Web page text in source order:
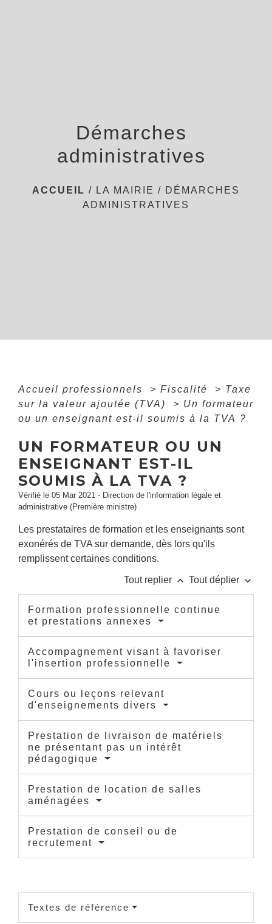
Démarches
administratives
ACCUEIL / LA MAIRIE / DÉMARCHES
ADMINISTRATIVES
Accueil professionnels > Fiscalité > Taxe
sur la valeur ajoutée (TVA)
> Un formateur
ou un enseignant est-il soumis à la TVA ?
UN FORMATEUR OU UN
ENSEIGNANT EST-IL
SOUMIS À LA TVA ?
Vérifié le 05 Mar 2021 - Direction de l'information légale et
administrative (Première ministre)
Les prestataires de formation et les enseignants sont
exonérés de TVA sur demande, dès lors qu'ils
remplissent certaines conditions.
Tout replier keyboard_arrow_up Tout déplier keyboard_arrow_down
Formation professionnelle continue
et prestations annexes
Accompagnement visant à favoriser
l'insertion professionnelle
Cours ou leçons relevant
d'enseignements divers
Prestation de livraison de matériels
ne présentant pas un intérêt
pédagogique
Prestation de location de salles
aménagées
Prestation de conseil ou de
recrutement
Textes de référence